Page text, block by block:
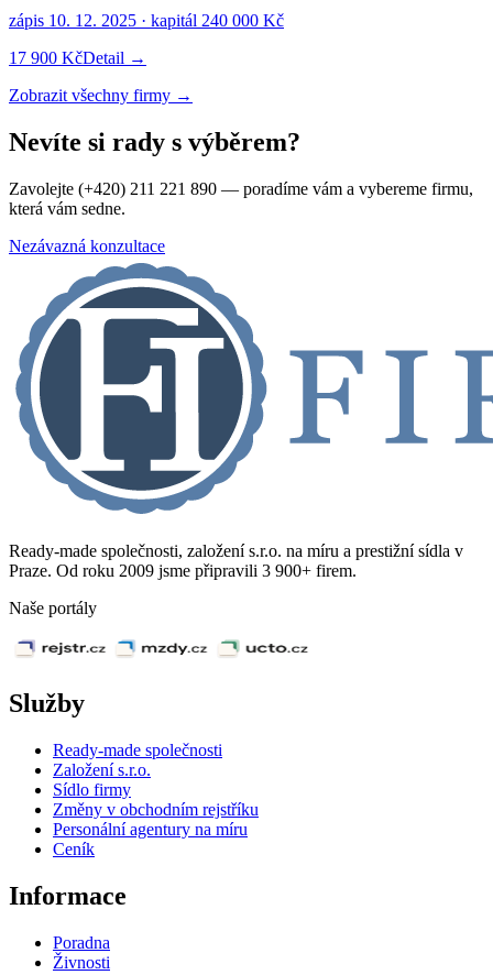
zápis 10. 12. 2025 · kapitál 240 000 Kč
17 900 KčDetail →
Zobrazit všechny firmy →
Nevíte si rady s výběrem?
Zavolejte (+420) 211 221 890 — poradíme vám a vybereme firmu,
která vám sedne.
Nezávazná konzultace
Ready-made společnosti, založení s.r.o. na míru a prestižní sídla v
Praze. Od roku 2009 jsme připravili 3 900+ firem.
Naše portály
Služby
Ready-made společnosti
Založení s.r.o.
Sídlo firmy
Změny v obchodním rejstříku
Personální agentury na míru
Ceník
Informace
Poradna
Živnosti